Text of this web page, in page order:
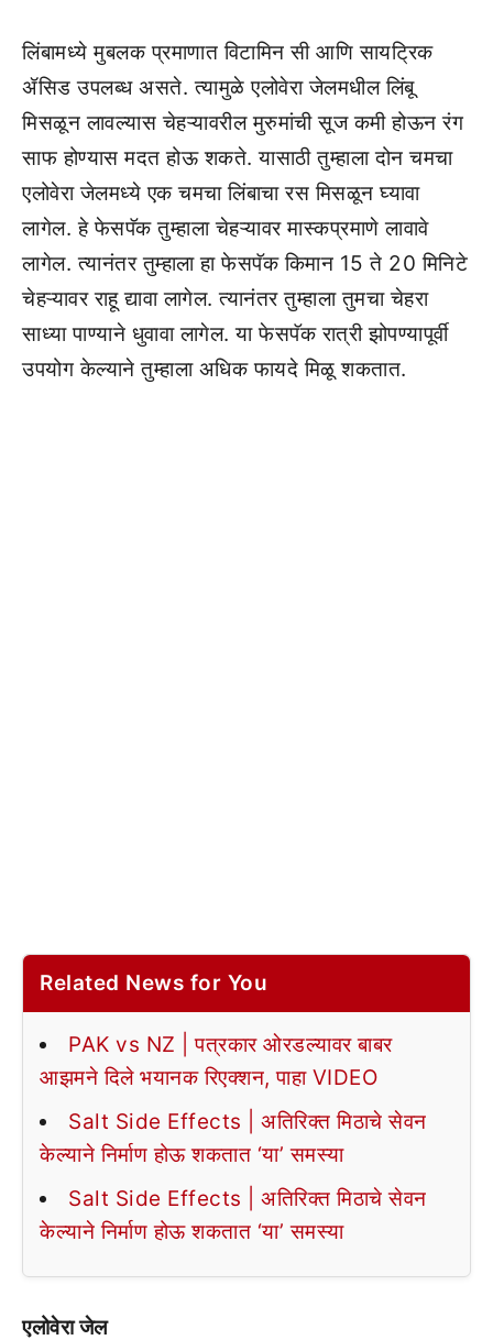
लिंबामध्ये मुबलक प्रमाणात विटामिन सी आणि सायट्रिक
ॲसिड उपलब्ध असते. त्यामुळे एलोवेरा जेलमधील लिंबू
मिसळून लावल्यास चेहऱ्यावरील मुरुमांची सूज कमी होऊन रंग
साफ होण्यास मदत होऊ शकते. यासाठी तुम्हाला दोन चमचा
एलोवेरा जेलमध्ये एक चमचा लिंबाचा रस मिसळून घ्यावा
लागेल. हे फेसपॅक तुम्हाला चेहऱ्यावर मास्कप्रमाणे लावावे
लागेल. त्यानंतर तुम्हाला हा फेसपॅक किमान 15 ते 20 मिनिटे
चेहऱ्यावर राहू द्यावा लागेल. त्यानंतर तुम्हाला तुमचा चेहरा
साध्या पाण्याने धुवावा लागेल. या फेसपॅक रात्री झोपण्यापूर्वी
उपयोग केल्याने तुम्हाला अधिक फायदे मिळू शकतात.
Related News for You
PAK vs NZ | पत्रकार ओरडल्यावर बाबर
आझमने दिले भयानक रिएक्शन, पाहा VIDEO
Salt Side Effects | अतिरिक्त मिठाचे सेवन
केल्याने निर्माण होऊ शकतात ‘या’ समस्या
Salt Side Effects | अतिरिक्त मिठाचे सेवन
केल्याने निर्माण होऊ शकतात ‘या’ समस्या
एलोवेरा जेल